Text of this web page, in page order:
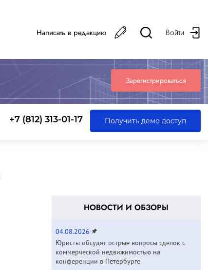
Написать в редакцию Войти
Зарегистрироваться
+7 (812) 313-01-17 Получить демо доступ
НОВОСТИ И ОБЗОРЫ
04.08.2026
Юристы обсудят острые вопросы сделок с
коммерческой недвижимостью на
конференции в Петербурге